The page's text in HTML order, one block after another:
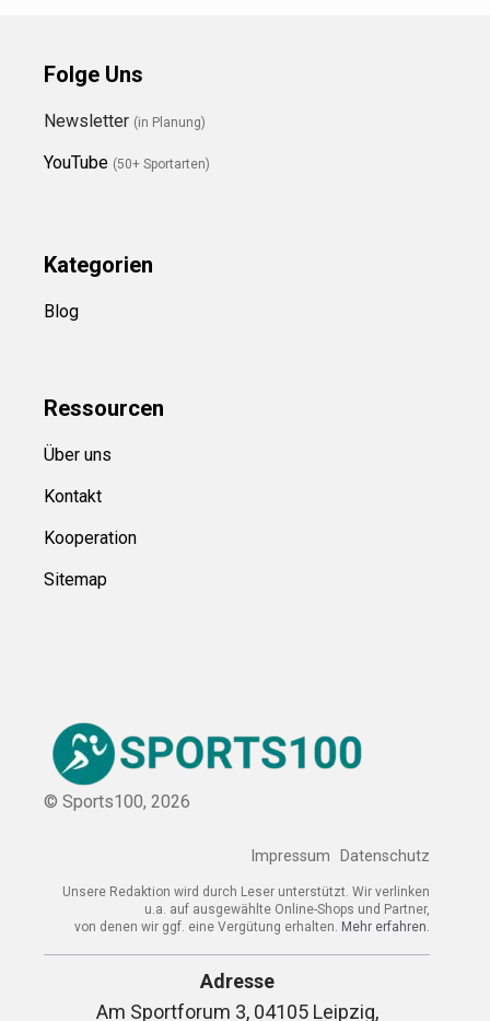
Folge Uns
Newsletter (in Planung)
YouTube (50+ Sportarten)
Kategorien
Blog
Ressourcen
Über uns
Kontakt
Kooperation
Sitemap
© Sports100, 2026
Impressum Datenschutz
Unsere Redaktion wird durch Leser unterstützt. Wir verlinken
u.a. auf ausgewählte Online-Shops und Partner,
von denen wir ggf. eine Vergütung erhalten. Mehr erfahren.
Adresse
Am Sportforum 3, 04105 Leipzig,